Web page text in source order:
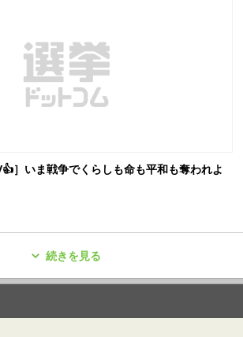
］いま戦争でくらしも命も平和も奪われよ
続きを見る